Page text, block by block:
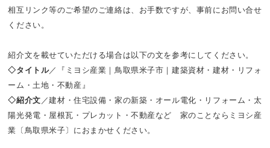
相互リンク等のご希望のご連絡は、お手数ですが、事前にお問い合せ
ください。
紹介文を載せていただける場合は以下の文を参考にしてください。
◇タイトル／『ミヨシ産業｜鳥取県米子市｜建築資材・建材・リフォ
ーム・土地・不動産』
◇紹介文 ／建材・住宅設備・家の新築・オール電化・リフォーム・太
陽光発電・屋根瓦・プレカット・不動産など 家のことならミヨシ産
業〔鳥取県米子〕におまかせください。